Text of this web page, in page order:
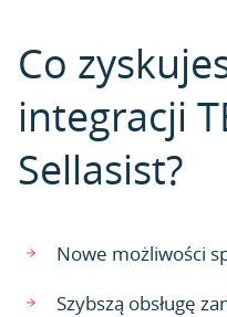
Co
integracji
Sellasist?
Nowe możliwości
Szybszą obsługę